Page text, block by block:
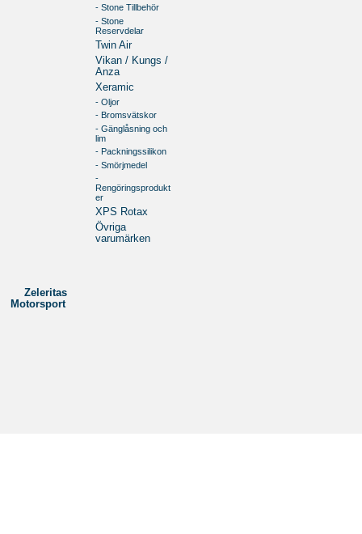
- Stone Tillbehör
- Stone
Reservdelar
Twin Air
Vikan / Kungs /
Anza
Xeramic
- Oljor
- Bromsvätskor
- Gänglåsning och
lim
- Packningssilikon
- Smörjmedel
-
Rengöringsprodukt
er
XPS Rotax
Övriga
varumärken
Zeleritas
Motorsport